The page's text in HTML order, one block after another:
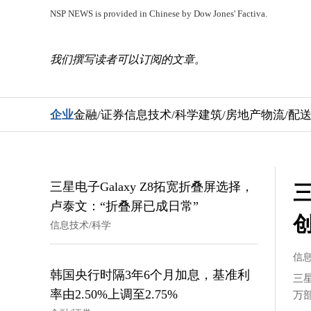
NSP NEWS is provided in Chinese by Dow Jones' Factiva.
我们撰写读者可以订阅的文章。
企业金融/证券信息技术/科学建筑/房地产物流/配送
信
三
万
三星电子Galaxy Z8拓宽折叠屏选择，
卢泰文：“折叠屏已成日常”
信息技术/科学
韩国央行时隔3年6个月加息，基准利
率由2.50%上调至2.75%